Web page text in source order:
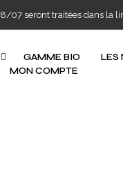
07 seront traitées dans la
GAMME BIO LES
MON COMPTE